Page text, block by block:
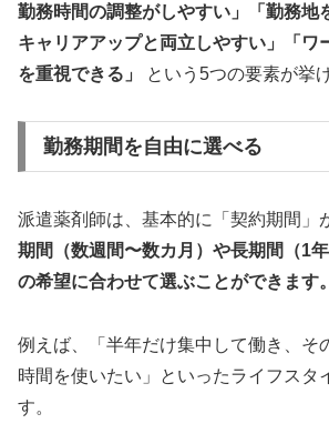
勤務時間の調整がしやすい」「勤務地
キャリアアップと両立しやすい」「ワ
を重視できる」
という5つの要素が挙
勤務期間を自由に選べる
派遣薬剤師は、基本的に「契約期間」
期間（数週間〜数カ月）や長期間（1
の希望に合わせて選ぶことができます。
例えば、「半年だけ集中して働き、そ
時間を使いたい」といったライフスタ
す。